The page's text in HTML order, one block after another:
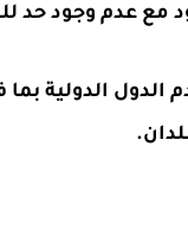
مع عدم وجود حد
الدولية بما